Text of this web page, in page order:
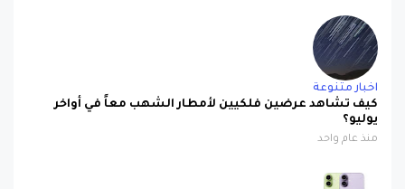
اخبار متنوعة
كيف تشاهد عرضين فلكيين لأمطار الشهب معاً في أواخر
يوليو؟
منذ عام واحد